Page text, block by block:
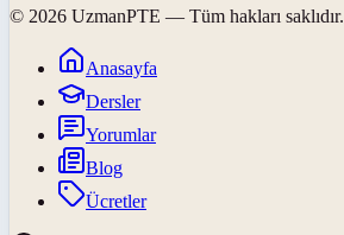
© 2026 UzmanPTE — Tüm hakları saklıdır.
Anasayfa
Dersler
Yorumlar
Blog
Ücretler